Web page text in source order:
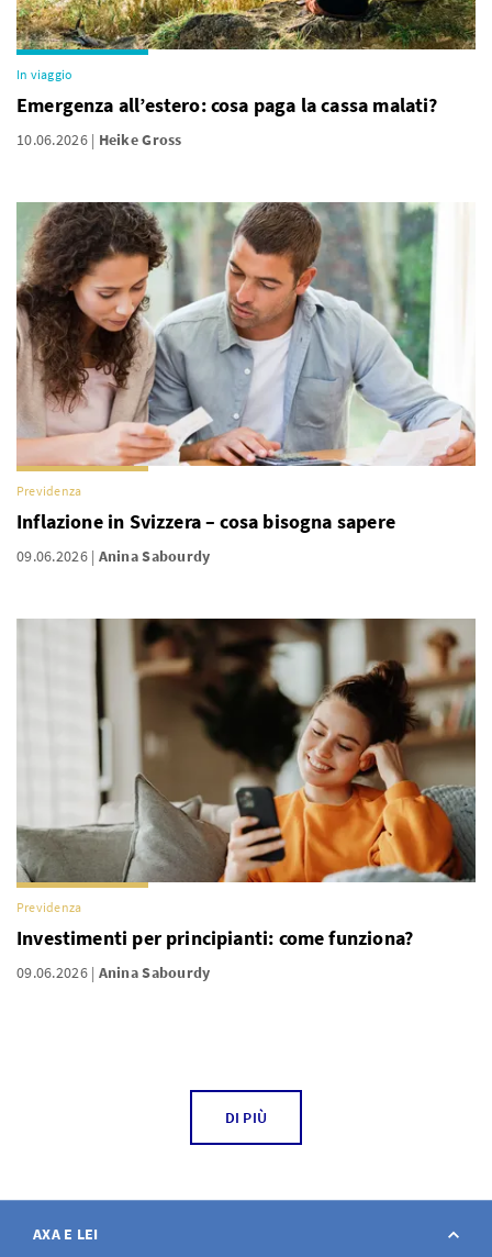
In viaggio
Emergenza all’estero: cosa paga la cassa malati?
10.06.2026 Heike Gross
Previdenza
Inflazione in Svizzera – cosa bisogna sapere
09.06.2026 Anina Sabourdy
Previdenza
Investimenti per principianti: come funziona?
09.06.2026 Anina Sabourdy
DI PIÙ
AXA E LEI